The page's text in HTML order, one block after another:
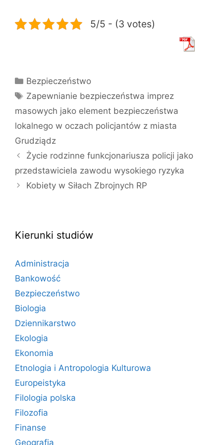
5/5 - (3 votes)
Kategorie
Bezpieczeństwo
Tagi
Zapewnianie bezpieczeństwa imprez
masowych jako element bezpieczeństwa
lokalnego w oczach policjantów z miasta
Grudziądz
Życie rodzinne funkcjonariusza policji jako
przedstawiciela zawodu wysokiego ryzyka
Kobiety w Siłach Zbrojnych RP
Kierunki studiów
Administracja
Bankowość
Bezpieczeństwo
Biologia
Dziennikarstwo
Ekologia
Ekonomia
Etnologia i Antropologia Kulturowa
Europeistyka
Filologia polska
Filozofia
Finanse
Geografia